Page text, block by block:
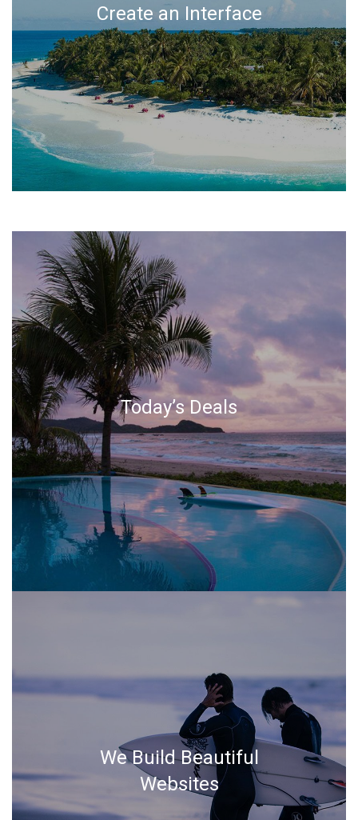
Create an Interface
Today’s Deals
We Build Beautiful
Websites